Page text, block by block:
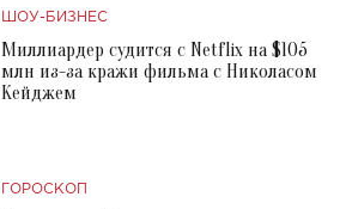
ШОУ-БИЗНЕС
Миллиардер судится с Netflix на $105
млн из-за кражи фильма с Николасом
Кейджем
ГОРОСКОП